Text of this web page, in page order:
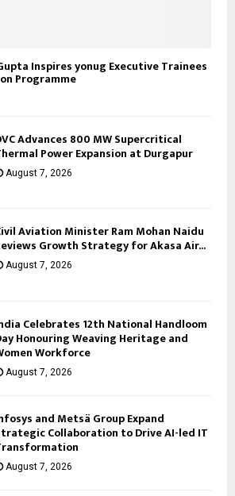
Inspires yonug Executive Trainees
Programme
Advances 800 MW Supercritical
Power Expansion at Durgapur
August 7, 2026
Aviation Minister Ram Mohan Naidu
Growth Strategy for Akasa Air...
August 7, 2026
Celebrates 12th National Handloom
Honouring Weaving Heritage and
Workforce
August 7, 2026
and Metsä Group Expand
Collaboration to Drive AI-led IT
August 7, 2026